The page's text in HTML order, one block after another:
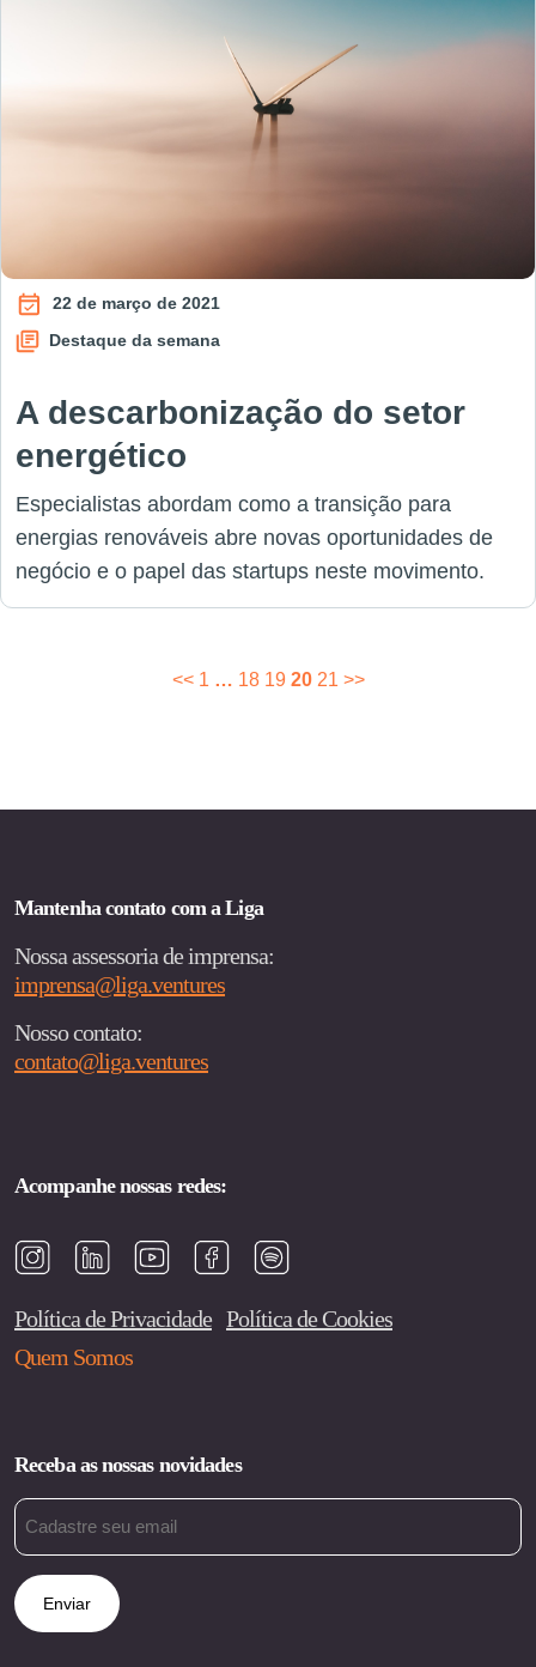
22 de março de 2021
Destaque da semana
A descarbonização do setor
energético
Especialistas abordam como a transição para
energias renováveis abre novas oportunidades de
negócio e o papel das startups neste movimento.
Paginação
<< 1 … 18 19 20 21 >>
Mantenha contato com a Liga
Nossa assessoria de imprensa:
imprensa@liga.ventures
Nosso contato:
contato@liga.ventures
Acompanhe nossas redes:
Política de Privacidade Política de Cookies
Quem Somos
Receba as nossas novidades
Email